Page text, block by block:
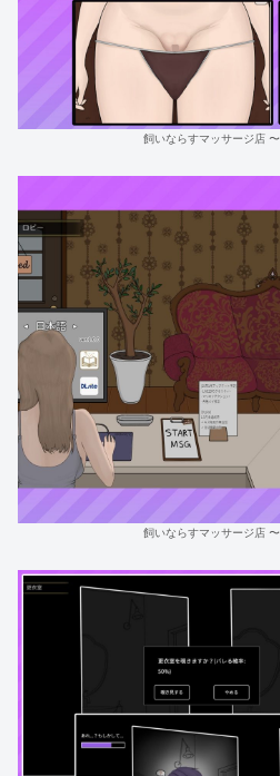
飼いならすマッサージ店
飼いならすマッサージ店